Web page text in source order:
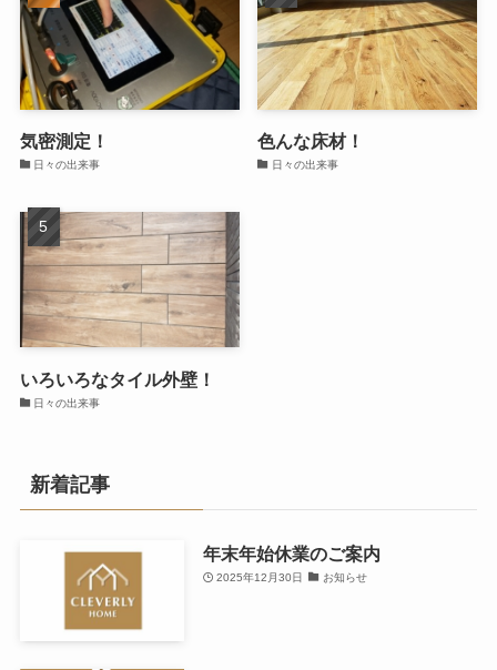
気密測定！
日々の出来事
色んな床材！
日々の出来事
いろいろなタイル外壁！
日々の出来事
新着記事
年末年始休業のご案内
2025年12月30日 お知らせ